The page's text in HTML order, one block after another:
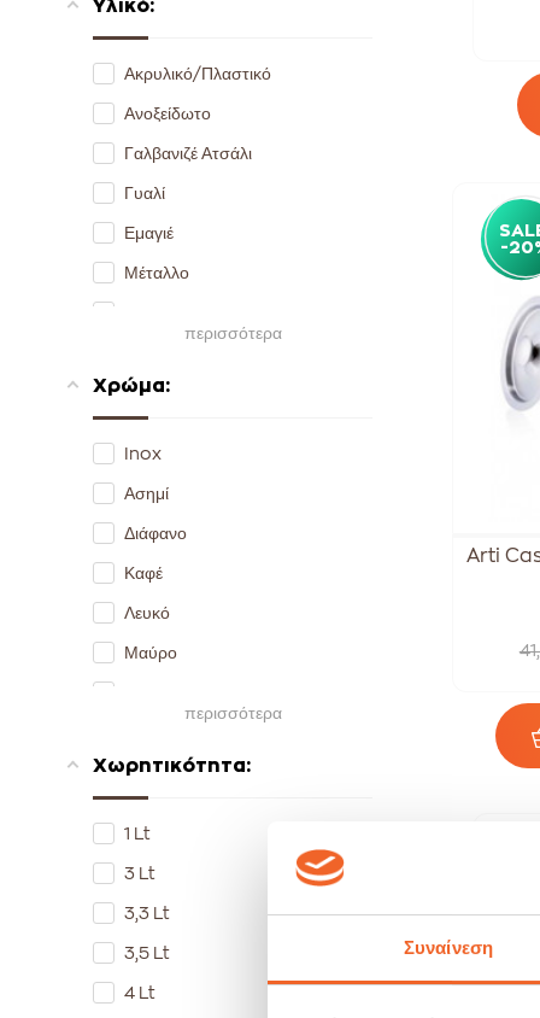
Συναίνεση
35 cm
Υλικό:
Ακρυλικό/Πλαστικό
Ανοξείδωτο
Γαλβανιζέ Ατσάλι
Γυαλί
Εμαγιέ
Μέταλλο
περισσότερα
Χρώμα:
Inox
Ασημί
Διάφανο
Καφέ
Λευκό
Μαύρο
Πολύχρωμο
περισσότερα
Χωρητικότητα:
1 Lt
3 Lt
3,3 Lt
3,5 Lt
4 Lt
-
Arti